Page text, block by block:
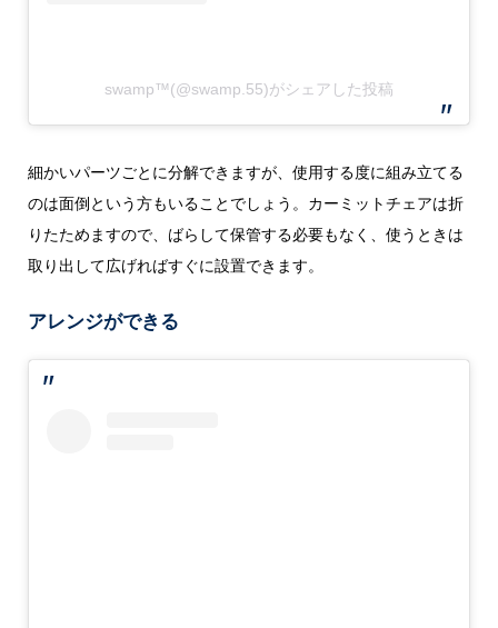
swamp™️(@swamp.55)がシェアした投稿
細かいパーツごとに分解できますが、使用する度に組み立てる
のは面倒という方もいることでしょう。カーミットチェアは折
りたためますので、ばらして保管する必要もなく、使うときは
取り出して広げればすぐに設置できます。
アレンジができる